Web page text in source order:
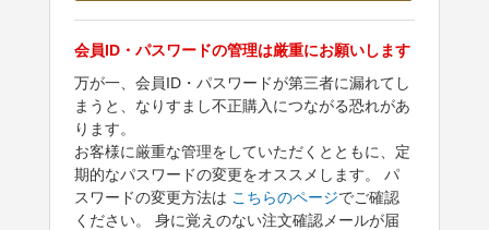
会員ID・パスワードの管理は厳重にお願いします
万が一、会員ID・パスワードが第三者に漏れてし
まうと、なりすまし不正購入につながる恐れがあ
ります。
お客様に厳重な管理をしていただくとともに、定
期的なパスワードの変更をオススメします。 パ
スワードの変更方法は こちらのページでご確認
ください。 身に覚えのない注文確認メールが届